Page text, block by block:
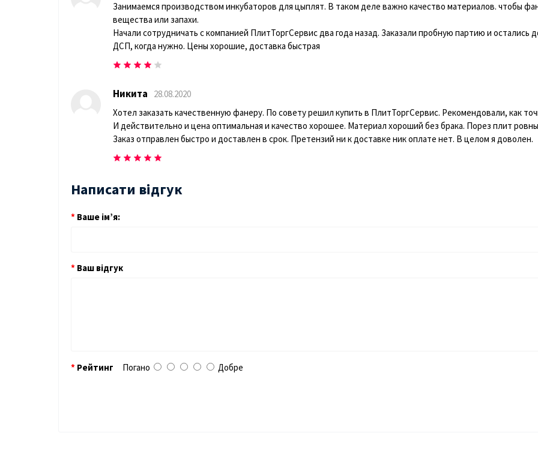
Занимаемся производством инкубаторов для цыплят. В таком деле важно качество материалов. чтобы
вещества или запахи.
Начали сотрудничать с компанией ПлитТоргСервис два года назад. Заказали пробную партию и остались
ДСП, когда нужно. Цены хорошие, доставка быстрая
Никита
28.08.2020
Хотел заказать качественную фанеру. По совету решил купить в ПлитТоргСервис. Рекомендовали, как
И действительно и цена оптимальная и качество хорошее. Материал хороший без брака. Порез плит
Заказ отправлен быстро и доставлен в срок. Претензий ни к доставке ник оплате нет. В целом я доволен.
Написати відгук
Ваше ім’я:
Ваш відгук
Рейтинг Погано Добре